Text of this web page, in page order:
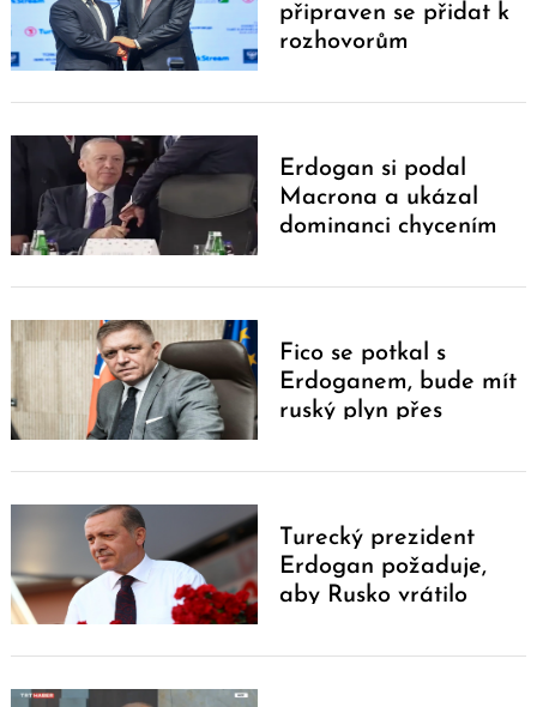
připraven se přidat k
rozhovorům
Erdogan si podal
Macrona a ukázal
dominanci chycením
Fico se potkal s
Erdoganem, bude mít
ruský plyn přes
Turecký prezident
Erdogan požaduje,
aby Rusko vrátilo
Search